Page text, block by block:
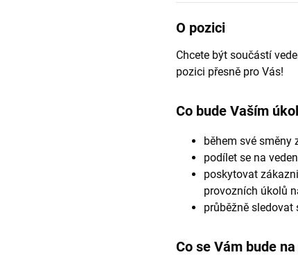
O pozici
Chcete být součástí
pozici přesně pro Vás!
Co bude Vaším
během své směny
podílet se na
poskytovat
provozních úkolů
průběžně
Co se Vám bude